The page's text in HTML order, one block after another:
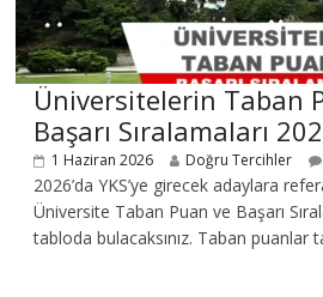
Üniversitelerin Taban
Başarı Sıralamaları
1 Haziran 2026 Doğru Tercihler
2026’da YKS’ye girecek adaylara
Üniversite Taban Puan ve Başarı
tabloda bulacaksınız. Taban puanlar